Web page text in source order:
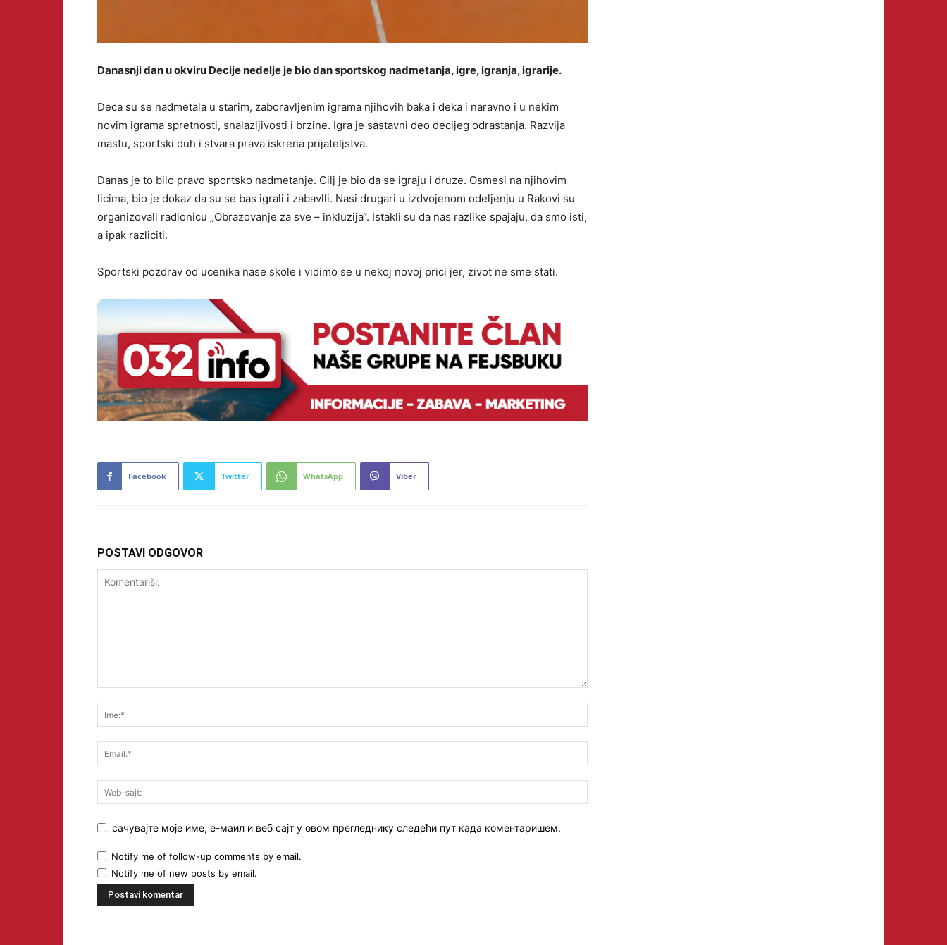
Danasnji dan u okviru Decije nedelje je bio dan sportskog nadmetanja, igre, igranja, igrarije.
Deca su se nadmetala u starim, zaboravljenim igrama njihovih baka i deka i naravno i u nekim
novim igrama spretnosti, snalazljivosti i brzine. Igra je sastavni deo decijeg odrastanja. Razvija
mastu, sportski duh i stvara prava iskrena prijateljstva.
Danas je to bilo pravo sportsko nadmetanje. Cilj je bio da se igraju i druze. Osmesi na njihovim
licima, bio je dokaz da su se bas igrali i zabavlli. Nasi drugari u izdvojenom odeljenju u Rakovi su
organizovali radionicu „Obrazovanje za sve – inkluzija“. Istakli su da nas razlike spajaju, da smo isti,
a ipak razliciti.
Sportski pozdrav od ucenika nase skole i vidimo se u nekoj novoj prici jer, zivot ne sme stati.
Facebook Twitter WhatsApp Viber
POSTAVI ODGOVOR
сачувајте моје име, е-маил и веб сајт у овом прегледнику следећи пут када коментаришем.
Notify me of follow-up comments by email.
Notify me of new posts by email.